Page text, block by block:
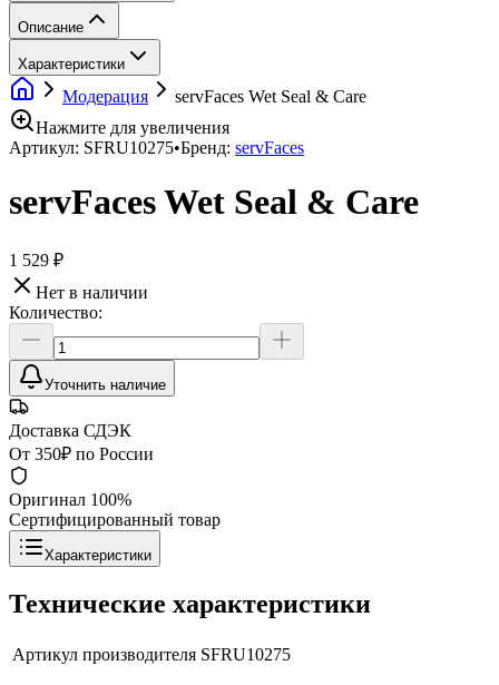
Описание
Характеристики
Модерация
servFaces Wet Seal & Care
Нажмите для увеличения
Артикул: SFRU10275•Бренд: servFaces
servFaces Wet Seal & Care
1 529 ₽
Нет в наличии
Количество:
Уточнить наличие
Доставка СДЭК
От 350₽ по России
Оригинал 100%
Сертифицированный товар
Характеристики
Технические характеристики
Артикул производителя SFRU10275